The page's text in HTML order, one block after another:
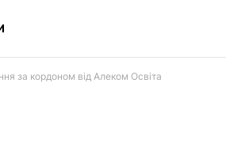
за кордоном від Алеком Освіта